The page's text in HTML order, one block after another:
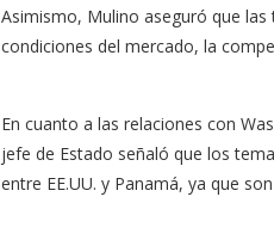
Asimismo, Mulino aseguró que las
condiciones del mercado, la
En cuanto a las relaciones con
jefe de Estado señaló que los
entre EE.UU. y Panamá, ya que